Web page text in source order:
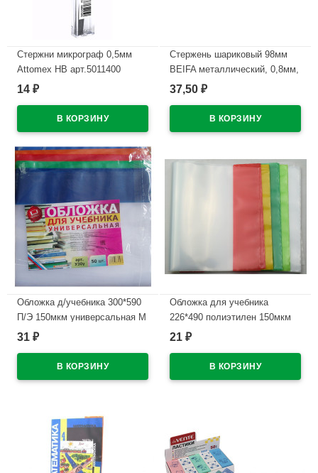
Стержни микрограф 0,5мм
Attomex НВ арт.5011400
В наличии
14 ₽
Стержень шариковый 98мм
BEIFA металлический, 0,8мм,
синий арт.616
37,50 ₽
Обложка д/учебника 300*590
П/Э 150мкм универсальная М
А4 арт У 30
31 ₽
Обложка для учебника
226*490 полиэтилен 150мкм
универсальная М арт У 226
21 ₽